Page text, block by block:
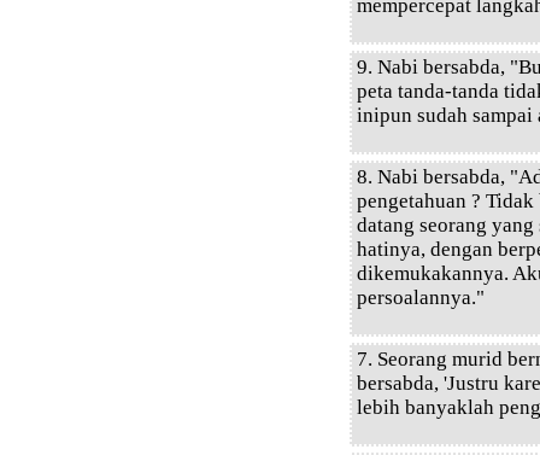
mempercepat
9. Nabi bersabda,
peta tanda-tanda
inipun sudah
8. Nabi bersabda,
pengetahuan ?
datang seorang
hatinya, dengan
dikemukakannya.
persoalannya."
7. Seorang murid
bersabda, 'Justru
lebih banyaklah